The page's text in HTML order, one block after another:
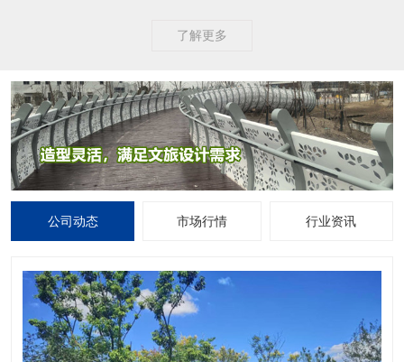
了解更多
公司动态 市场行情 行业资讯